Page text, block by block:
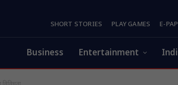
SHORT STORIES PLAY GAMES E-
Business Entertainment